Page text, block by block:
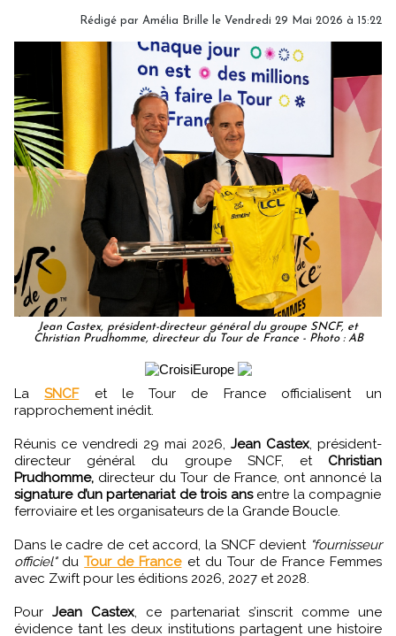
Rédigé par Amélia Brille le Vendredi 29 Mai 2026 à 15:22
Jean Castex, président-directeur général du groupe SNCF, et
Christian Prudhomme, directeur du Tour de France - Photo : AB
LaSNCFet le Tour de France officialisent un
rapprochement inédit.
Réunis ce vendredi 29 mai 2026, Jean Castex, président-
directeur général du groupe SNCF, et Christian
Prudhomme, directeur du Tour de France, ont annoncé la
signature d’un partenariat de trois ansentre la compagnie
ferroviaire et les organisateurs de la Grande Boucle.
Dans le cadre de cet accord, la SNCF devient "fournisseur
officiel"duTour de Franceet du Tour de France Femmes
avec Zwift pour les éditions 2026, 2027 et 2028.
Pour Jean Castex, ce partenariat s’inscrit comme une
évidence tant les deux institutions partagent une histoire